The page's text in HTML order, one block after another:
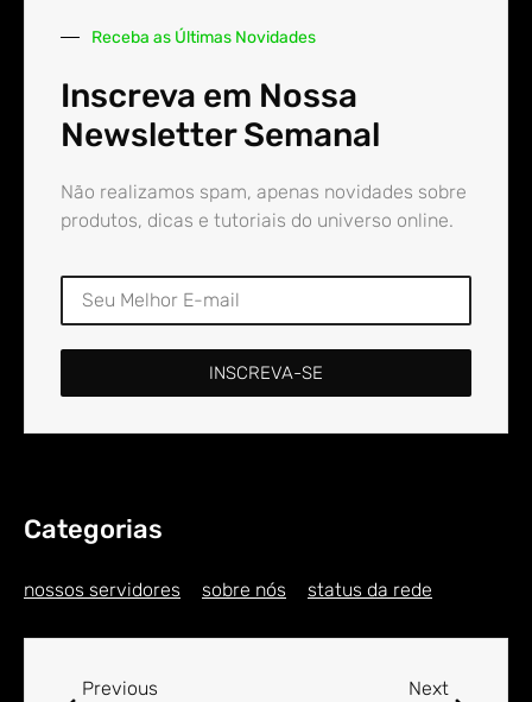
Receba as Últimas Novidades
Inscreva em Nossa
Newsletter Semanal
Não realizamos spam, apenas novidades sobre
produtos, dicas e tutoriais do universo online.
INSCREVA-SE
Categorias
nossos servidores sobre nós status da rede
Previous Next